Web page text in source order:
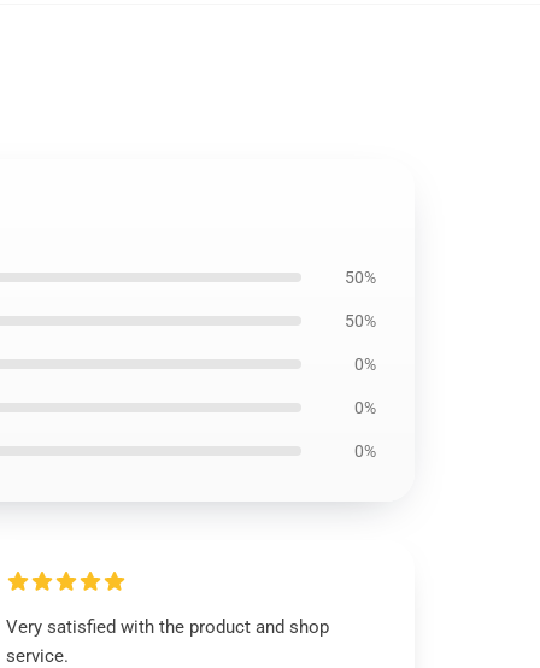
50%
50%
0%
0%
0%
Very satisfied with the product and shop
service.